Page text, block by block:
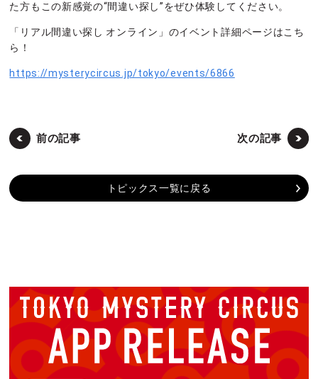
た方もこの新感覚の“間違い探し”をぜひ体験してください。
「リアル間違い探し オンライン」のイベント詳細ページはこち
ら！
https://mysterycircus.jp/tokyo/events/6866
前の記事 次の記事
トピックス一覧に戻る